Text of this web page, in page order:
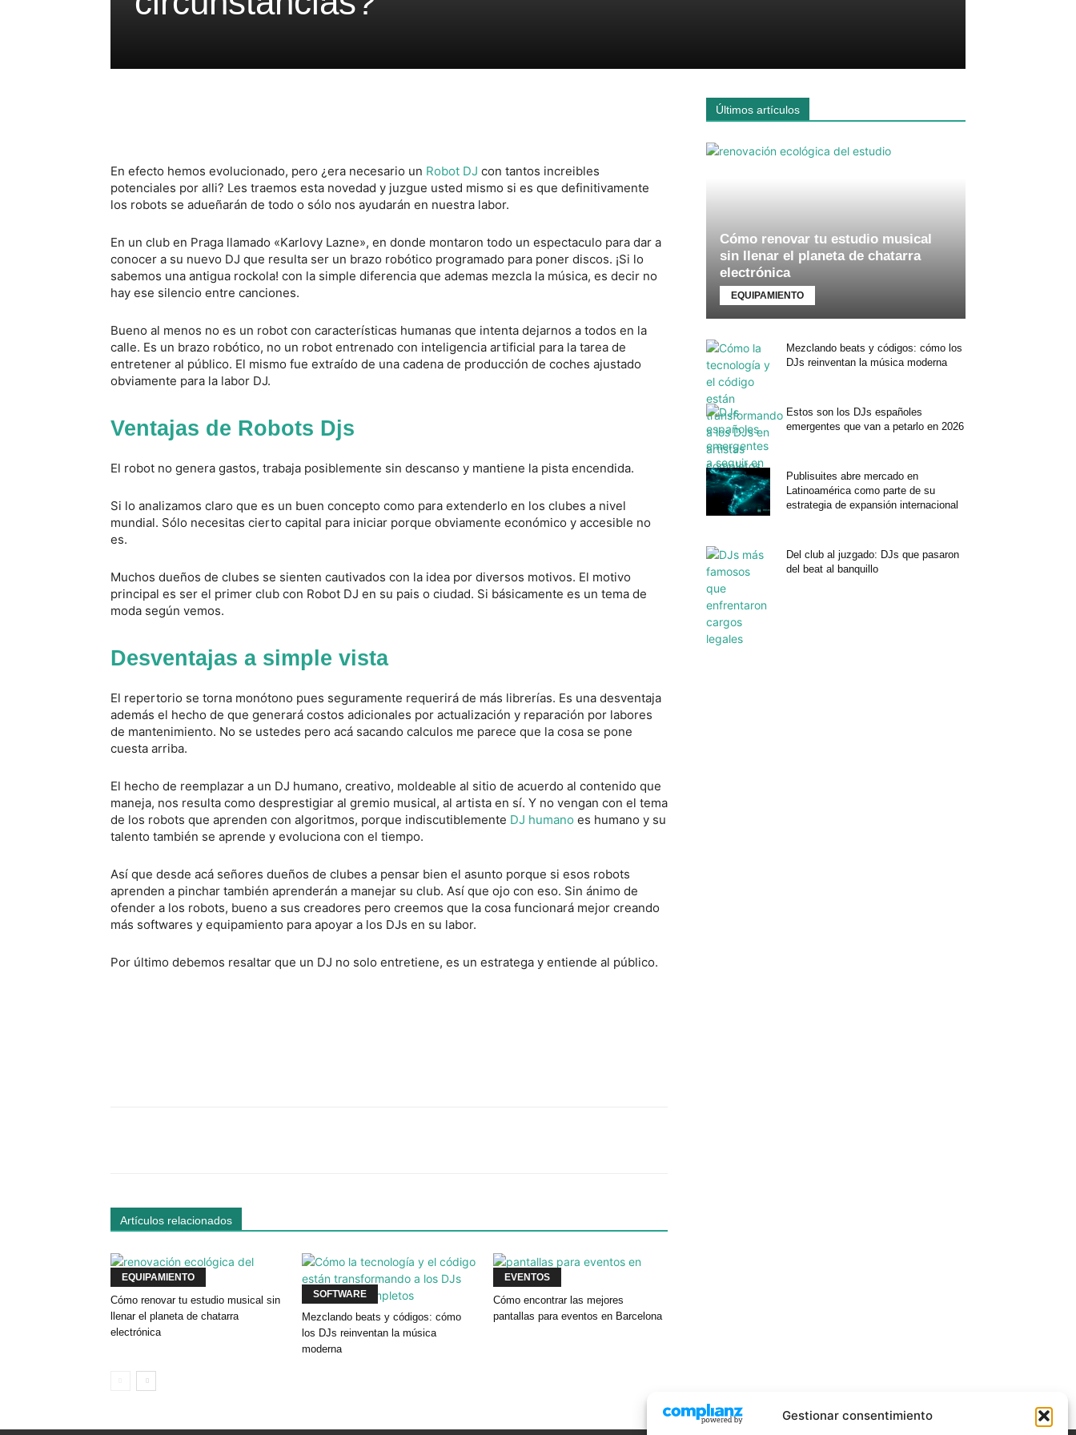
Gestionar consentimiento
En efecto hemos evolucionado, pero ¿era necesario un Robot DJ con tantos increibles
potenciales por alli? Les traemos esta novedad y juzgue usted mismo si es que definitivamente
los robots se adueñarán de todo o sólo nos ayudarán en nuestra labor.
En un club en Praga llamado «Karlovy Lazne», en donde montaron todo un espectaculo para dar a
conocer a su nuevo DJ que resulta ser un brazo robótico programado para poner discos. ¡Si lo
sabemos una antigua rockola! con la simple diferencia que ademas mezcla la música, es decir no
hay ese silencio entre canciones.
Bueno al menos no es un robot con características humanas que intenta dejarnos a todos en la
calle. Es un brazo robótico, no un robot entrenado con inteligencia artificial para la tarea de
entretener al público. El mismo fue extraído de una cadena de producción de coches ajustado
obviamente para la labor DJ.
Ventajas de Robots Djs
El robot no genera gastos, trabaja posiblemente sin descanso y mantiene la pista encendida.
Si lo analizamos claro que es un buen concepto como para extenderlo en los clubes a nivel
mundial. Sólo necesitas cierto capital para iniciar porque obviamente económico y accesible no
es.
Muchos dueños de clubes se sienten cautivados con la idea por diversos motivos. El motivo
principal es ser el primer club con Robot DJ en su pais o ciudad. Si básicamente es un tema de
moda según vemos.
Desventajas a simple vista
El repertorio se torna monótono pues seguramente requerirá de más librerías. Es una desventaja
además el hecho de que generará costos adicionales por actualización y reparación por labores
de mantenimiento. No se ustedes pero acá sacando calculos me parece que la cosa se pone
cuesta arriba.
El hecho de reemplazar a un DJ humano, creativo, moldeable al sitio de acuerdo al contenido que
maneja, nos resulta como desprestigiar al gremio musical, al artista en sí. Y no vengan con el tema
de los robots que aprenden con algoritmos, porque indiscutiblemente DJ humano es humano y su
talento también se aprende y evoluciona con el tiempo.
Así que desde acá señores dueños de clubes a pensar bien el asunto porque si esos robots
aprenden a pinchar también aprenderán a manejar su club. Así que ojo con eso. Sin ánimo de
ofender a los robots, bueno a sus creadores pero creemos que la cosa funcionará mejor creando
más softwares y equipamiento para apoyar a los DJs en su labor.
Por último debemos resaltar que un DJ no solo entretiene, es un estratega y entiende al público.
Artículos relacionados
EQUIPAMIENTO
Cómo renovar tu estudio musical sin
llenar el planeta de chatarra
electrónica
SOFTWARE
Mezclando beats y códigos: cómo
los DJs reinventan la música
moderna
EVENTOS
Cómo encontrar las mejores
pantallas para eventos en Barcelona
Últimos artículos
Cómo renovar tu estudio musical
sin llenar el planeta de chatarra
electrónica
EQUIPAMIENTO
Mezclando beats y códigos: cómo los
DJs reinventan la música moderna
Estos son los DJs españoles
emergentes que van a petarlo en 2026
Publisuites abre mercado en
Latinoamérica como parte de su
estrategia de expansión internacional
Del club al juzgado: DJs que pasaron
del beat al banquillo